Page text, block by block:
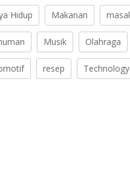
Hidup Makanan
Musik Olahraga
resep Technology